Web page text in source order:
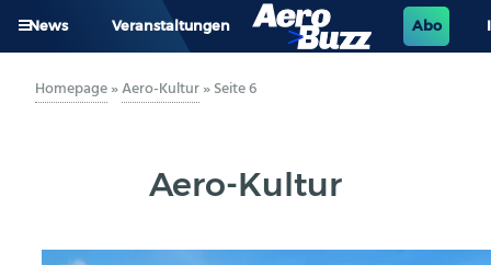
News Veranstaltungen Abo
GENERAL AVIATION
MILITÄR
Homepage»Aero-Kultur»Seite 6
Aero-Kultur